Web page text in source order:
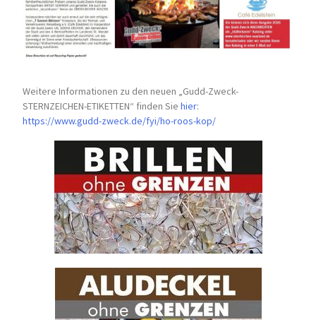
Weitere Informationen zu den neuen „Gudd-Zweck-
STERNZEICHEN-ETIKETTEN“ finden Siehier:
https://www.gudd-zweck.de/fyi/ho-roos-kop/